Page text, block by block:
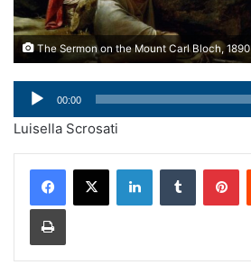
The Sermon on the Mount Carl Bloch, 1890
Audio
Player
00:00
Luisella Scrosati